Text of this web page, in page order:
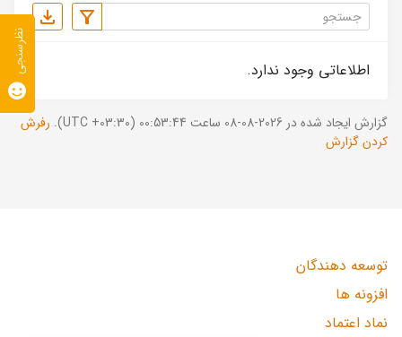
اطلاعاتی وجود ندارد.
گزارش ایجاد شده در 2026-08-08 ساعت 00:53:44 (UTC +03:30).
رفرش
کردن گزارش
توسعه دهندگان
افزونه ها
نماد اعتماد
نظرسنجی